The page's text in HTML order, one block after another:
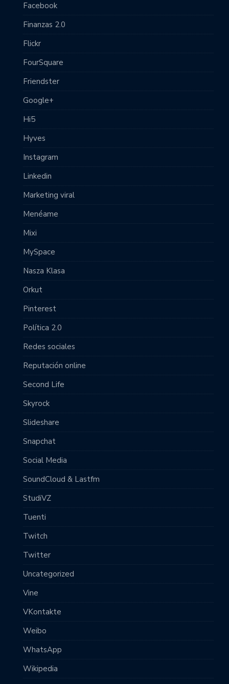
Facebook
Finanzas 2.0
Flickr
FourSquare
Friendster
Google+
Hi5
Hyves
Instagram
Linkedin
Marketing viral
Menéame
Mixi
MySpace
Nasza Klasa
Orkut
Pinterest
Política 2.0
Redes sociales
Reputación online
Second Life
Skyrock
Slideshare
Snapchat
Social Media
SoundCloud & Lastfm
StudiVZ
Tuenti
Twitch
Twitter
Uncategorized
Vine
VKontakte
Weibo
WhatsApp
Wikipedia